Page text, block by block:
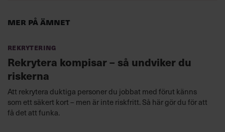
Mer på ämnet
Rekrytering
Rekrytera kompisar – så undviker du
riskerna
Att rekrytera duktiga personer du jobbat med förut känns
som ett säkert kort – men är inte riskfritt. Så här gör du för att
få det att funka.